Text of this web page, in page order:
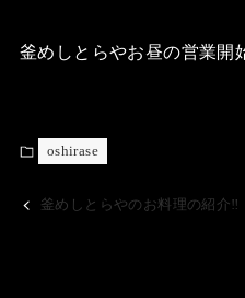
釜めしとらやお昼の営業開
oshirase
釜めしとらやのお料理の紹介‼️